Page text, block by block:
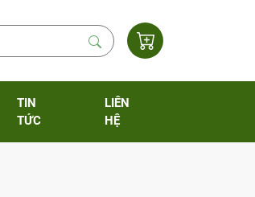
TIN
TỨC
LIÊN
HỆ